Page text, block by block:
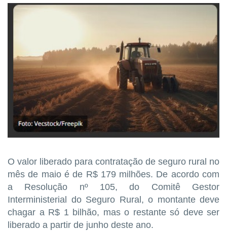
O valor liberado para contratação de seguro rural no
mês de maio é de R$ 179 milhões. De acordo com
a Resolução nº 105, do Comitê Gestor
Interministerial do Seguro Rural, o montante deve
chagar a R$ 1 bilhão, mas o restante só deve ser
liberado a partir de junho deste ano.